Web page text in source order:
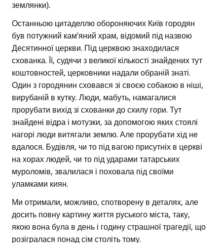
землянки).
Останньою цитаделлю обороняючих Київ городян
був потужний кам’яний храм, відомий під назвою
Десятинної церкви. Під церквою знаходилася
схованка. Її, судячи з великої кількості знайдених тут
коштовностей, церковники надали обраній знаті.
Один з городянин сховався зі своєю собакою в ніші,
вирубаній в кутку. Люди, мабуть, намагалися
прорубати вихід зі схованки до схилу гори. Тут
знайдені відра і мотузки, за допомогою яких стоялі
нагорі люди витягали землю. Але прорубати хід не
вдалося. Будівля, чи то під вагою присутніх в церкві
на хорах людей, чи то під ударами татарських
муроломів, звалилася і поховала під своїми
уламками киян.
Ми отримали, можливо, спотворену в деталях, але
досить повну картину життя руського міста, таку,
якою вона була в день і годину страшної трагедії, що
розігралася понад сім століть тому.